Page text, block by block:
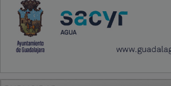
PUBLICIDAD